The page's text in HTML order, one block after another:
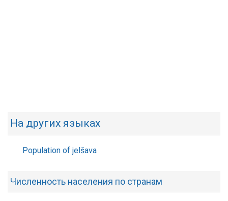
На других языках
Population of jelšava
Численность населения по странам